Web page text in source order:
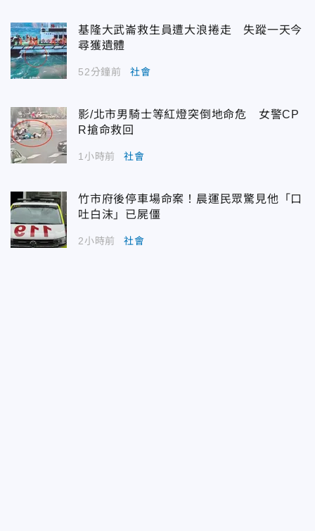
基隆大武崙救生員遭大浪捲走 失蹤一天今
尋獲遺體
52分鐘前 社會
影/北市男騎士等紅燈突倒地命危 女警CP
R搶命救回
1小時前 社會
竹市府後停車場命案！晨運民眾驚見他「口
吐白沫」已屍僵
2小時前 社會